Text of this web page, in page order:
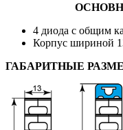
4 диода с общим
Корпус шириной
ГАБАРИТНЫЕ